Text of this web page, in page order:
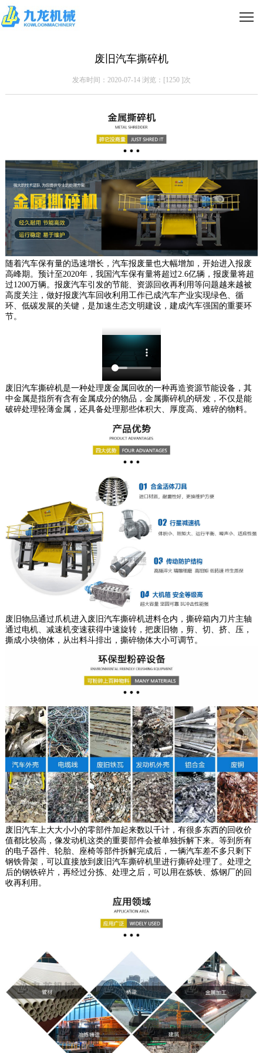
废旧汽车撕碎机
发布时间：2020-07-14 浏览：[1250 ]次
随着汽车保有量的迅速增长，汽车报废量也大幅增加，开始进入报废
高峰期。预计至2020年，我国汽车保有量将超过2.6亿辆，报废量将超
过1200万辆。报废汽车引发的节能、资源回收再利用等问题越来越被
高度关注，做好报废汽车回收利用工作已成汽车产业实现绿色、循
环、低碳发展的关键，是加速生态文明建设，建成汽车强国的重要环
节。
废旧汽车撕碎机是一种处理废金属回收的一种再造资源节能设备，其
中金属是指所有含有金属成分的物品，金属撕碎机的研发，不仅是能
破碎处理轻薄金属，还具备处理那些体积大、厚度高、难碎的物料。
废旧物品通过爪机进入废旧汽车撕碎机进料仓内，撕碎箱内刀片主轴
通过电机、减速机变速获得中速旋转，把废旧物，剪、切、挤、压，
撕成小块物体，从出料斗排出，撕碎物体大小可调节。
废旧汽车上大大小小的零部件加起来数以千计，有很多东西的回收价
值都比较高，像发动机这类的重要部件会被单独拆解下来。等到所有
的电子器件、轮胎、座椅等部件拆解完成后，一辆汽车差不多只剩下
钢铁骨架，可以直接放到废旧汽车撕碎机里进行撕碎处理了。处理之
后的钢铁碎片，再经过分拣、处理之后，可以用在炼铁、炼钢厂的回
收再利用。